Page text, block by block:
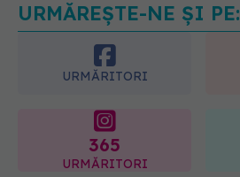
URMĂREȘTE-NE ȘI PE:
URMĂRITORI
365
URMĂRITORI